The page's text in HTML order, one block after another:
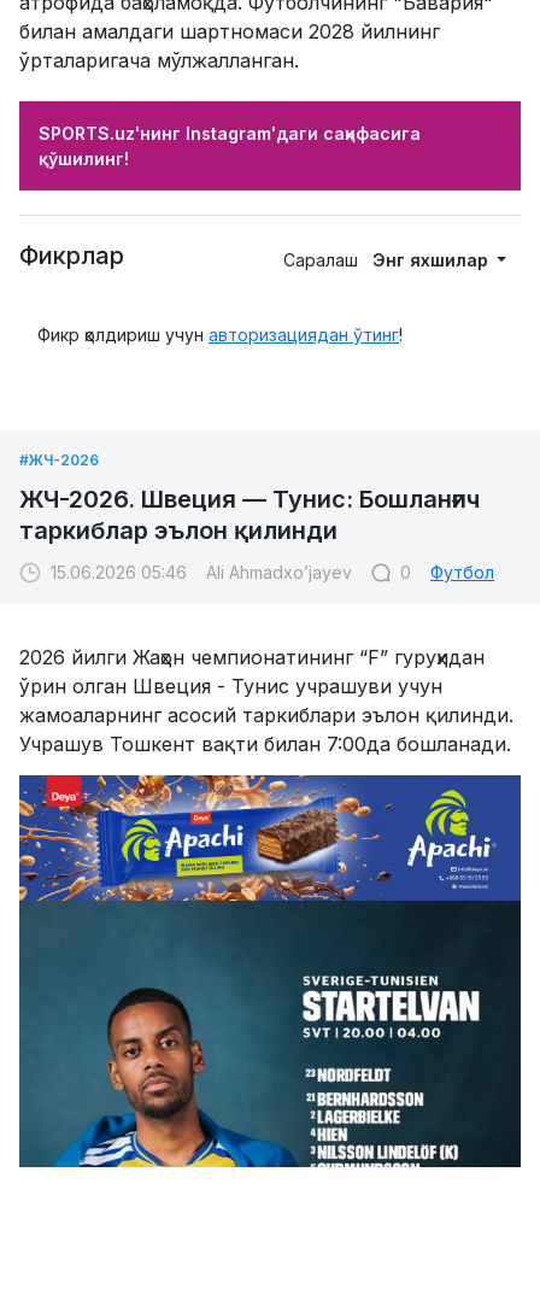
SPORTS.uz'нинг Instagram'даги саҳифасига
қўшилинг!
Фикрлар Саралаш Энг яхшилар
Фикр қолдириш учунавторизациядан ўтинг!
#ЖЧ-2026
15.06.2026 05:46
2026 йилги Жаҳон чемпионатининг “F” гуруҳидан
ўрин олган Швеция - Тунис учрашуви учун